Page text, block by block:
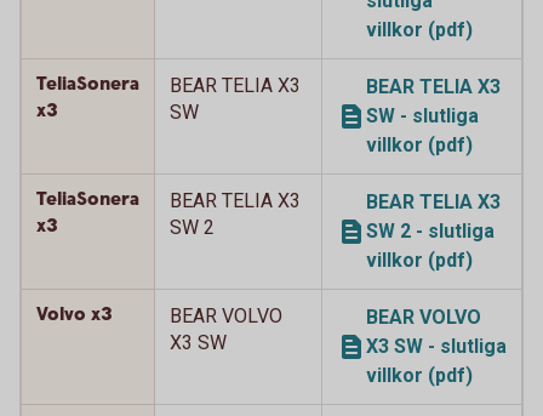
villkor (pdf)
TeliaSonera
x3
BEAR TELIA X3
SW
BEAR TELIA X3
SW - slutliga
villkor (pdf)
TeliaSonera
x3
BEAR TELIA X3
SW 2
BEAR TELIA X3
SW 2 - slutliga
villkor (pdf)
Volvo x3
BEAR VOLVO
X3 SW
BEAR VOLVO
X3 SW - slutliga
villkor (pdf)